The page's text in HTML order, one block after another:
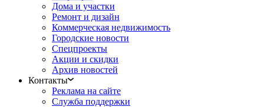
Дома и участки
Ремонт и дизайн
Коммерческая недвижимость
Городские новости
Спецпроекты
Акции и скидки
Архив новостей
Контакты
Реклама на сайте
Служба поддержки